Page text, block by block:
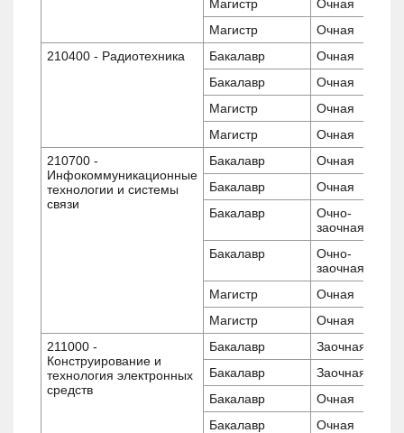
Магистр
Очная
Магистр
Очная
210400 - Радиотехника
Бакалавр
Очная
Бакалавр
Очная
Магистр
Очная
Магистр
Очная
210700 -
Инфокоммуникационные
технологии и системы
связи
Бакалавр
Очная
Бакалавр
Очная
Бакалавр
Очно-
заочная
Бакалавр
Очно-
заочная
Магистр
Очная
Магистр
Очная
211000 -
Конструирование и
технология электронных
средств
Бакалавр
Заочная
Бакалавр
Заочная
Бакалавр
Очная
Бакалавр
Очная